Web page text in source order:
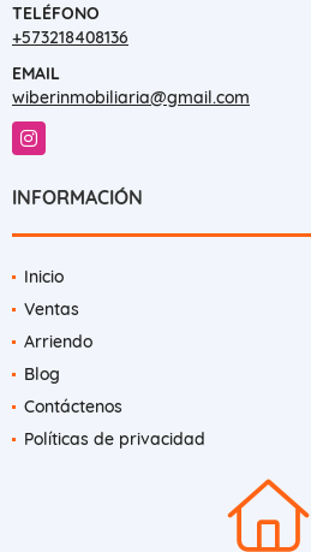
TELÉFONO
+573218408136
EMAIL
wiberinmobiliaria@gmail.com
Instagram
INFORMACIÓN
Inicio
Ventas
Arriendo
Blog
Contáctenos
Políticas de privacidad